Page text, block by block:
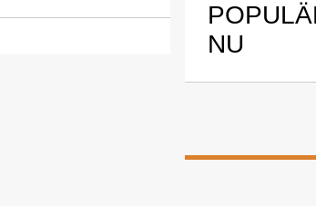
NU